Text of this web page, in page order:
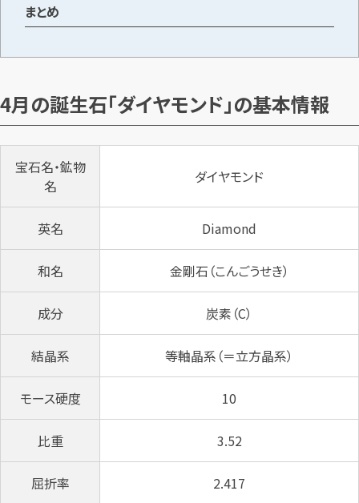
まとめ
4月の誕生石「ダイヤモンド」の基本情報
宝石名・鉱物
名
ダイヤモンド
英名 Diamond
和名 金剛石（こんごうせき）
成分 炭素（C）
結晶系 等軸晶系（＝立方晶系）
モース硬度 10
比重 3.52
屈折率 2.417